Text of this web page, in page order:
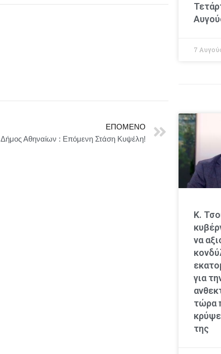
ΕΠΌΜΕΝΟ
Δήμος Αθηναίων : Επόμενη Στάση Κυψέλη!
7
Κ.
να
για
τώρα
της